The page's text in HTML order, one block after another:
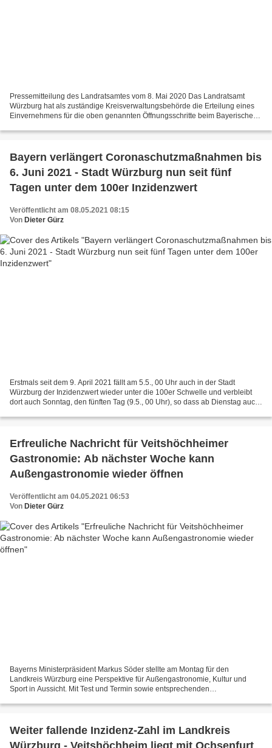
Pressemitteilung des Landratsamtes vom 8. Mai 2020 Das Landratsamt
Würzburg hat als zuständige Kreisverwaltungsbehörde die Erteilung eines
Einvernehmens für die oben genannten Öffnungsschritte beim Bayerischen
Bayern verlängert Coronaschutzmaßnahmen bis
6. Juni 2021 - Stadt Würzburg nun seit fünf
Tagen unter dem 100er Inzidenzwert
Veröffentlicht am 08.05.2021 08:15
Von Dieter Gürz
Erstmals seit dem 9. April 2021 fällt am 5.5., 00 Uhr auch in der Stadt
Würzburg der Inzidenzwert wieder unter die 100er Schwelle und verbleibt
dort auch Sonntag, den fünften Tag (9.5., 00 Uhr), so dass ab Dienstag auch
Erfreuliche Nachricht für Veitshöchheimer
Gastronomie: Ab nächster Woche kann
Außengastronomie wieder öffnen
Veröffentlicht am 04.05.2021 06:53
Von Dieter Gürz
Bayerns Ministerpräsident Markus Söder stellte am Montag für den
Landkreis Würzburg eine Perspektive für Außengastronomie, Kultur und
Sport in Aussicht. Mit Test und Termin sowie entsprechenden
Weiter fallende Inzidenz-Zahl im Landkreis
Würzburg - Veitshöchheim liegt mit Ochsenfurt